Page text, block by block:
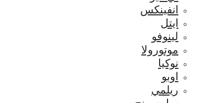
انفينكس
ايتل
لينوفو
موتورولا
نوكيا
اوبو
ريلمي